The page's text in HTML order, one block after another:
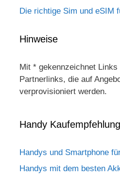
Die richtige Sim und eSIM
Hinweise
Mit * gekennzeichnet
Partnerlinks, die auf
verprovisioniert werden.
Handy
Handys und Smartphone
Handys mit dem besten